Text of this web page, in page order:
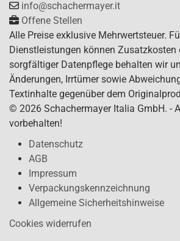
info@schachermayer.it
Offene Stellen
Alle Preise exklusive Mehrwertsteuer.
Dienstleistungen können Zusatzkosten
sorgfältiger Datenpflege behalten wir
Änderungen, Irrtümer sowie
Textinhalte gegenüber dem
© 2026 Schachermayer Italia GmbH. -
vorbehalten!
Datenschutz
AGB
Impressum
Verpackungskennzeichnung
Allgemeine Sicherheitshinweise
Cookies widerrufen